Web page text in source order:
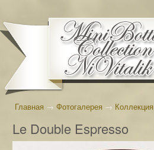
Главная → Фотогалерея → Коллекция
Le Double Espresso